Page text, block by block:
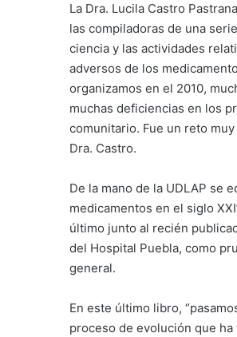
La Dra. Lucila Castro
las compiladoras de una
ciencia y las actividades
adversos de los
organizamos en el 2010,
muchas deficiencias en los
comunitario. Fue un reto
Dra. Castro.
De la mano de la UDLAP se
medicamentos en el siglo
último junto al recién
del Hospital Puebla, como
general.
En este último libro,
proceso de evolución que